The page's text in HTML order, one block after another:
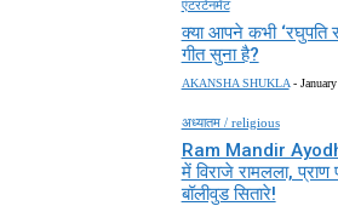
एंटरटेनमेंट
क्या आपने कभी ‘रघुपति
गीत सुना है?
AKANSHA SHUKLA -
अध्यातम / religious
Ram Mandir
में विराजे रामलला, प्राण
बॉलीवुड सितारे!